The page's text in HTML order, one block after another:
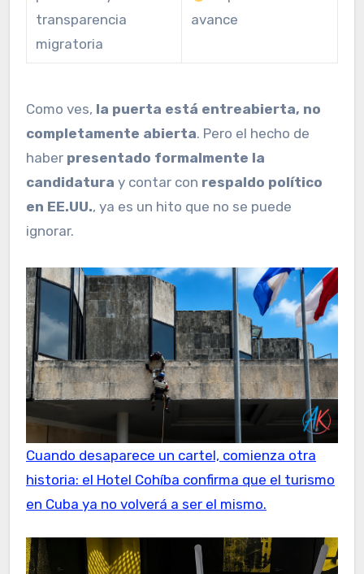
transparencia
migratoria
avance
Como ves, la puerta está entreabierta, no
completamente abierta. Pero el hecho de
haber presentado formalmente la
candidatura y contar con respaldo político
en EE.UU., ya es un hito que no se puede
ignorar.
Cuando desaparece un cartel, comienza otra
historia: el Hotel Cohíba confirma que el turismo
en Cuba ya no volverá a ser el mismo.